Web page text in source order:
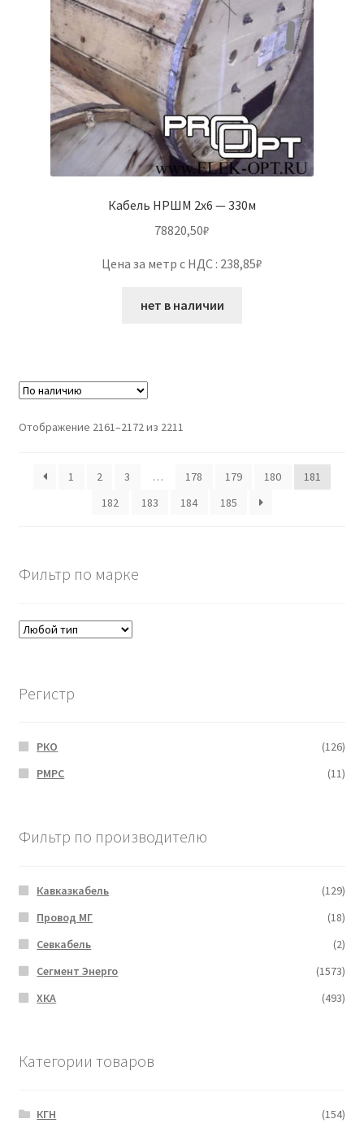
Кабель НРШМ 2х6 — 330м
78820,50₽
Цена за метр с НДС : 238,85₽
нет в наличии
Отображение 2161–2172 из 2211
1 2 3 … 178 179 180
181
182
183 184 185
Фильтр по марке
Регистр
РКО
(126)
РМРС
(11)
Фильтр по производителю
Кавказкабель
(129)
Провод МГ
(18)
Севкабель
(2)
Сегмент Энерго
(1573)
ХКА
(493)
Категории товаров
КГН
(154)